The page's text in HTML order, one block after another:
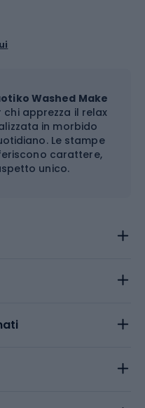
Washed Make
chi apprezza il relax
in morbido
Le stampe
carattere,
unico.